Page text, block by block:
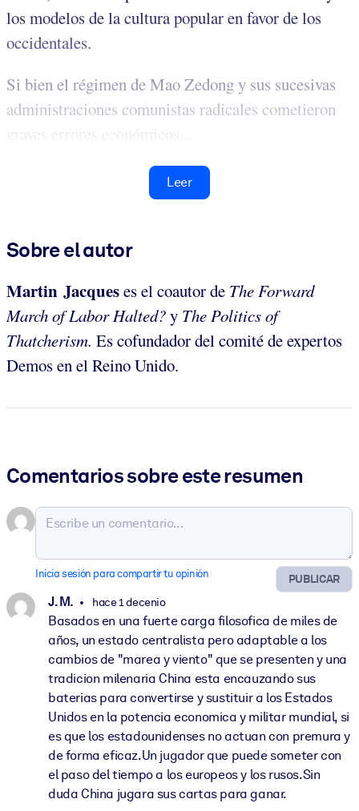
los modelos de la cultura popular en favor de los
occidentales.
Si bien el régimen de Mao Zedong y sus sucesivas
administraciones comunistas radicales cometieron
graves errores económicos...
Leer
Sobre el autor
Martin Jacqueses el coautor de The Forward
March of Labor Halted?y The Politics of
Thatcherism. Es cofundador del comité de expertos
Demos en el Reino Unido.
Comentarios sobre este resumen
PUBLICAR
Inicia sesión para compartir tu opinión
J. M. hace 1 decenio
Basados en una fuerte carga filosofica de miles de
años, un estado centralista pero adaptable a los
cambios de "marea y viento" que se presenten y una
tradicion milenaria China esta encauzando sus
baterias para convertirse y sustituir a los Estados
Unidos en la potencia economica y militar mundial, si
es que los estadounidenses no actuan con premura y
de forma eficaz.Un jugador que puede someter con
el paso del tiempo a los europeos y los rusos.Sin
duda China jugara sus cartas para ganar.